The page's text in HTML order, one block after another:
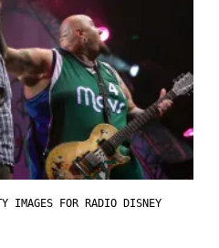
IMAGES FOR RADIO DISNEY